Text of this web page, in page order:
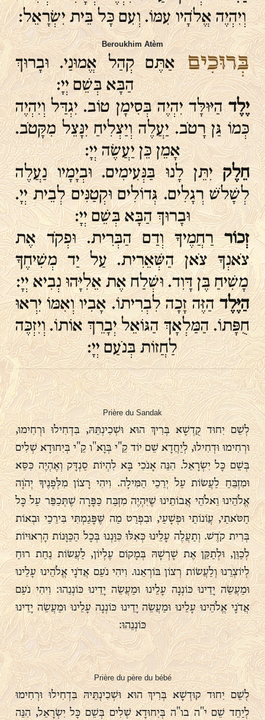
וְיִהְיֶה אֱלֹהָיו עִמּוֹ. וְעִם כָּל בֵּית יִשְׂרָאֵל:
Beroukhim Atèm
בְּרוּכִיםאַתֶּם קְהַל אֱמוּנַי. וּבָרוּךְ
הַבָּא בְּשֵׁם יְיָ:
יֶלֶדהַיּוּלָּד יִהְיֶה בְּסִימָן טוֹב. יִגְדַּל וְיִהְיֶה
כְּמוֹ גַּן רָטֹב. יַעֲלֶה וְיַצְלִיחַ יִנָּצֵל מִקָּטֹב.
אָמֵן כֵּן יַעֲשֶׂה יְיָ:
חֵלֶקיִתֵּן לָנוּ בַּנְּעִימִים. וּבְיָמָיו נַעֲלֶה
לְשָׁלֹשׁ רְגָלִים. גְּדוֹלִים וּקְטַנִּים לְבֵית יְיָ.
וּבָרוּךְ הַבָּא בְּשֵׁם יְיָ:
זְכוֹררַחֲמֶיךָ וְדַם הַבְּרִית. וּפְקֹד אֶת
צֹאנְךָ צֹאן הַשְּׁאֵרִית. עַל יַד מְשִׁיחֶךָ
מָשִׁיחַ בֶּן דָּוִד. וּשְׁלַח אֶת אֵלִיָּהוּ נְבִיא יְיָ:
הַיֶּלֶדהַזֶּה זָכָה לִבְרִיתוֹ. אָבִיו וְאִמּוֹ יִרְאוּ
חֻפָּתוֹ. הַמַּלְאָךְ הַגּוֹאֵל יְבָרֵךְ אוֹתוֹ. וְיִזְכֶּה
לַחֲזוֹת בְּנֹעַם יְיָ:
Prière du Sandak
לְשֵׁם יִחוּד קֻדְשָׁא בְּרִיךְ הוּא וּשְׁכִינְתֵּהּ, בִּדְחִילוּ וּרְחִימוּ,
וּרְחִימוּ וּדְחִילוּ, לְיַחֲדָא שֵׁם יוֹד קֵ"י בְּוָא"ו קֵ"י בְּיִחוּדָא שְׁלִים
בְּשֵׁם כָּל יִשְׂרָאֵל. הִנֵּה אָנֹכִי בָּא לִהְיוֹת סַנְדָּק וְאֶהְיֶה כִּסֵּא
וּמִזְבֵּחַ לַעֲשׂוֹת עַל יְרֵכַי הַמִּילָה. וִיהִי רָצוֹן מִלְּפָנֶיךָ יְהֹוָה
אֱלֹהֵינוּ וֵאלֹהֵי אֲבוֹתֵינוּ שֶׁיִּהְיֶה מִזְבַּח כַּפָּרָה שֶׁתְּכַפֵּר עַל כָּל
חַטֹּאתַי, עֲוֹנוֹתַי וּפְשָׁעַי, וּבִפְרַט מַה שֶּׁפָּגַמְתִּי בִּירֵכַי וּבְאוֹת
בְּרִית קֹדֶשׁ. וְתַעֲלֶה עָלֵינוּ כְּאִלּוּ כִּוַּנְנוּ בְּכָל הַכַּוָּנוֹת הָרְאוּיוֹת
לְכַוֵּן, וּלְתַקֵּן אֶת שָׁרְשָׁהּ בְּמָקוֹם עֶלְיוֹן, לַעֲשׂוֹת נַחַת רוּחַ
לְיוֹצְרֵנוּ וְלַעֲשׂוֹת רְצוֹן בּוֹרְאֵנוּ. וִיהִי נֹעַם אֲדֹנָי אֱלֹהֵינוּ עָלֵינוּ
וּמַעֲשֵׂה יָדֵינוּ כּוֹנְנָה עָלֵינוּ וּמַעֲשֵׂה יָדֵינוּ כּוֹנְנֵהוּ׃ וִיהִי נֹעַם
אֲדֹנָי אֱלֹהֵינוּ עָלֵינוּ וּמַעֲשֵׂה יָדֵינוּ כּוֹנְנָה עָלֵינוּ וּמַעֲשֵׂה יָדֵינוּ
כּוֹנְנֵהוּ׃
Prière du père du bébé
לְשֵׁם יִחוּד קוּדְשָׁא בְּרִיךְ הוּא וּשְׁכִינְתֵּיהּ בִּדְחִילוּ וּרְחִימוּ
לְיַחֵד שֵׁם י"ה בו"ה בְּיִחוּדָא שְׁלִים בְּשֵׁם כָּל יִשְׂרָאֵל, הִנֵּה